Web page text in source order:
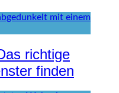
richtige
finden